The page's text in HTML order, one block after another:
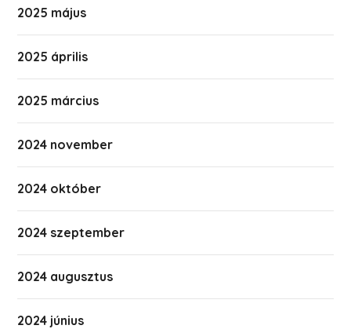
2025 május
2025 április
2025 március
2024 november
2024 október
2024 szeptember
2024 augusztus
2024 június